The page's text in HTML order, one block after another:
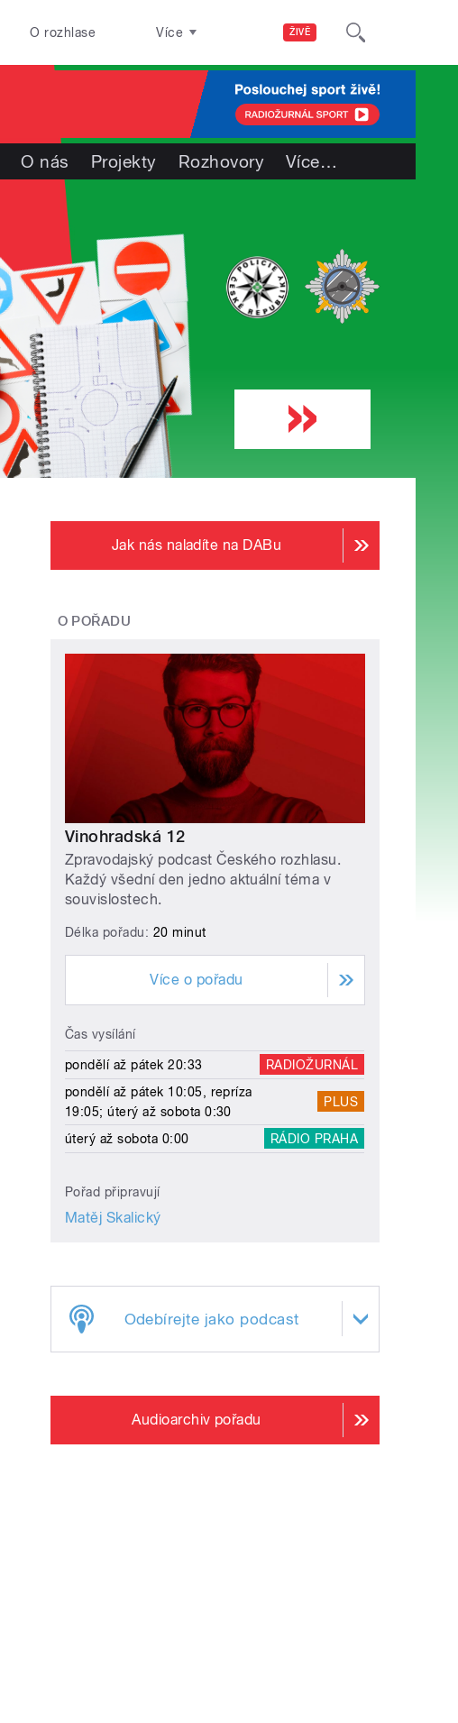
ŽIVĚ
O rozhlase Více
O nás Projekty Rozhovory Více…
Jak nás naladíte na DABu
O POŘADU
Vinohradská 12
Zpravodajský podcast Českého rozhlasu.
Každý všední den jedno aktuální téma v
souvislostech.
Délka pořadu: 20 minut
Více o pořadu
Čas vysílání
pondělí až pátek 20:33
RADIOŽURNÁL
pondělí až pátek 10:05, repríza
19:05; úterý až sobota 0:30
PLUS
úterý až sobota 0:00 RÁDIO PRAHA
Pořad připravují
Matěj Skalický
Odebírejte jako podcast
Audioarchiv pořadu